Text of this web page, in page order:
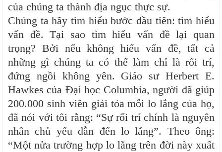
của chúng ta thành địa ngục thực sự.
Chúng ta hãy tìm hiểu bước đầu tiên: tìm hiểu
vấn đề. Tại sao tìm hiểu vấn đề lại quan
trọng? Bởi nếu không hiểu vấn đề, tất cả
những gì chúng ta có thể làm chỉ là rối trí,
đứng ngồi không yên. Giáo sư Herbert E.
Hawkes của Đại học Columbia, người đã giúp
200.000 sinh viên giải tỏa mỗi lo lắng của họ,
đã nói với tôi rằng: “Sự rối trí chính là nguyên
nhân chủ yếu dẫn đến lo lắng”. Theo ông:
“Một nửa trường hợp lo lắng trên đời này xuất